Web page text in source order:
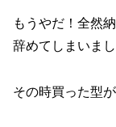
もうやだ！全然
辞めてしまいまし
その時買った型